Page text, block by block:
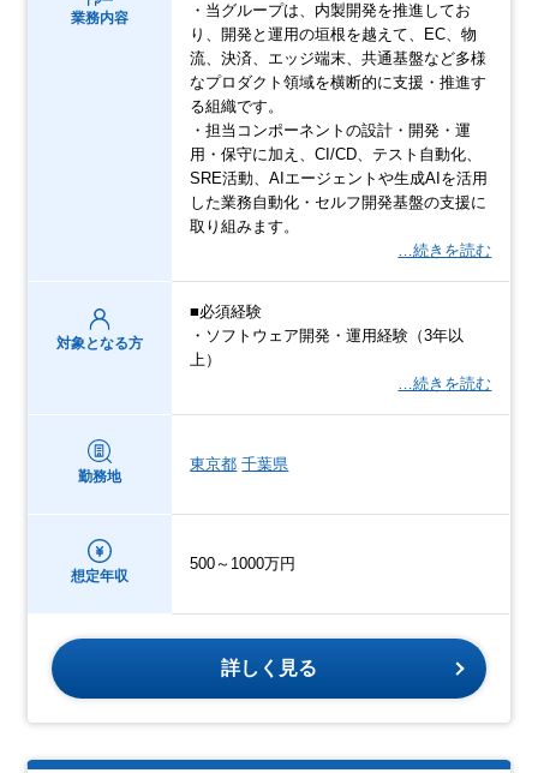
業務内容
・当グループは、内製開発を推進してお
り、開発と運用の垣根を越えて、EC、物
流、決済、エッジ端末、共通基盤など多様
なプロダクト領域を横断的に支援・推進す
る組織です。
・担当コンポーネントの設計・開発・運
用・保守に加え、CI/CD、テスト自動化、
SRE活動、AIエージェントや生成AIを活用
した業務自動化・セルフ開発基盤の支援に
取り組みます。
…続きを読む
対象となる方
■必須経験
・ソフトウェア開発・運用経験（3年以
上）
…続きを読む
勤務地
東京都 千葉県
想定年収
500～1000万円
詳しく見る